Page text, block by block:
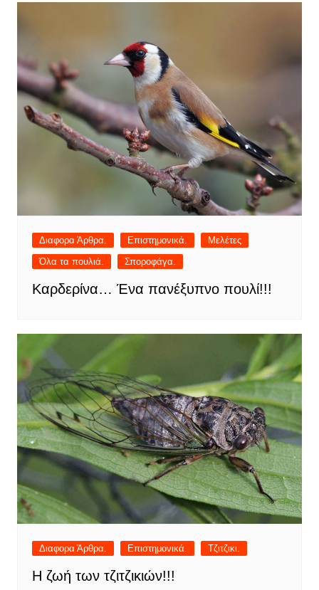
Διαφορα Άρθρα. Επιστημονικά.
Μελέτες
Όλα τα πουλιά.
Σποροφάγα.
Καρδερίνα… Ένα πανέξυπνο πουλί!!!
Διαφορα Άρθρα. Επιστημονικά. Τζιτζικι.
Η ζωή των τζιτζικιών!!!